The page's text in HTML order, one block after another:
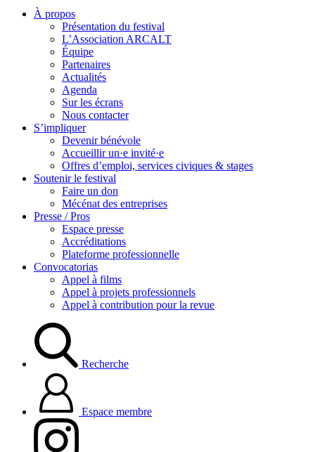
À propos
Présentation du festival
L’Association ARCALT
Équipe
Partenaires
Actualités
Agenda
Sur les écrans
Nous contacter
S’impliquer
Devenir bénévole
Accueillir un·e invité·e
Offres d’emploi, services civiques & stages
Soutenir le festival
Faire un don
Mécénat des entreprises
Presse / Pros
Espace presse
Accréditations
Plateforme professionnelle
Convocatorias
Appel à films
Appel à projets professionnels
Appel à contribution pour la revue
Recherche
Espace membre